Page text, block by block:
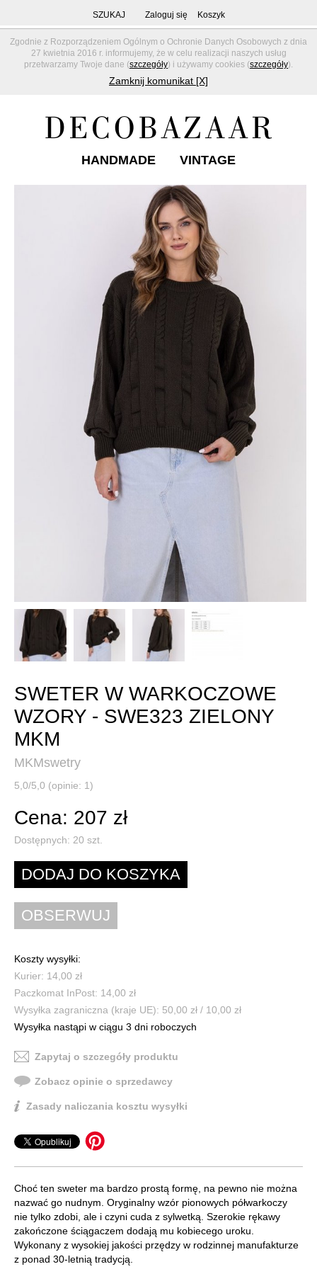
Zgodnie z Rozporządzeniem Ogólnym o Ochronie Danych Osobowych z dnia
27 kwietnia 2016 r. informujemy, że w celu realizacji naszych usług
przetwarzamy Twoje dane (szczegóły) i używamy cookies (szczegóły).
Zamknij komunikat [X]
SZUKAJ Zaloguj się Koszyk
HANDMADE VINTAGE
SWETER W WARKOCZOWE
WZORY - SWE323 ZIELONY
MKM
MKMswetry
5,0/5,0 (opinie: 1)
Cena: 207 zł
Dostępnych: 20 szt.
Koszty wysyłki:
Kurier: 14,00 zł
Paczkomat InPost: 14,00 zł
Wysyłka zagraniczna (kraje UE): 50,00 zł / 10,00 zł
Wysyłka nastąpi w ciągu 3 dni roboczych
Zapytaj o szczegóły produktu
Zobacz opinie o sprzedawcy
Zasady naliczania kosztu wysyłki
Choć ten sweter ma bardzo prostą formę, na pewno nie można
nazwać go nudnym. Oryginalny wzór pionowych półwarkoczy
nie tylko zdobi, ale i czyni cuda z sylwetką. Szerokie rękawy
zakończone ściągaczem dodają mu kobiecego uroku.
Wykonany z wysokiej jakości przędzy w rodzinnej manufakturze
z ponad 30-letnią tradycją.